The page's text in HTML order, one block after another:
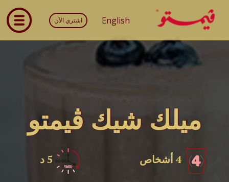
English اشتري الآن
ميلك شيك ڤيمتو
4 أشخاص 5 د